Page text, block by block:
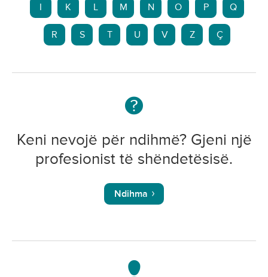
K L M N O P Q
R S T U V Z Ç
Keni nevojë për ndihmë? Gjeni një
profesionist të shëndetësisë.
Ndihma